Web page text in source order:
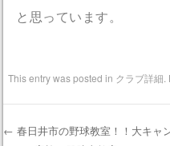
と思っています。
This entry was posted in クラブ詳細
← 春日井市の野球教室！！大キャ